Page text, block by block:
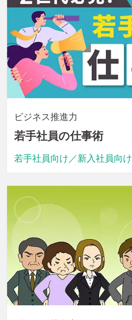
ビジネス推進力
若手社員の仕事術
若手社員向け／新入社員向け